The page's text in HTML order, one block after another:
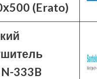
(Erato)
333B